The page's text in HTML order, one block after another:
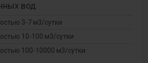
вод
3-7 м3/сутки
10-100 м3/сутки
100-10000 м3/сутки